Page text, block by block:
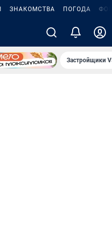
ЗНАКОМСТВА ПОГОДА
Застройщики